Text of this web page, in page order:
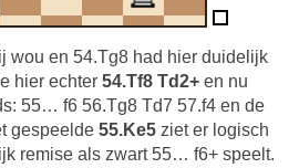
wou en 54.Tg8 had hier duidelijk
hier echter 54.Tf8 Td2+ en nu
55… f6 56.Tg8 Td7 57.f4 en de
gespeelde 55.Ke5 ziet er logisch
remise als zwart 55… f6+ speelt.